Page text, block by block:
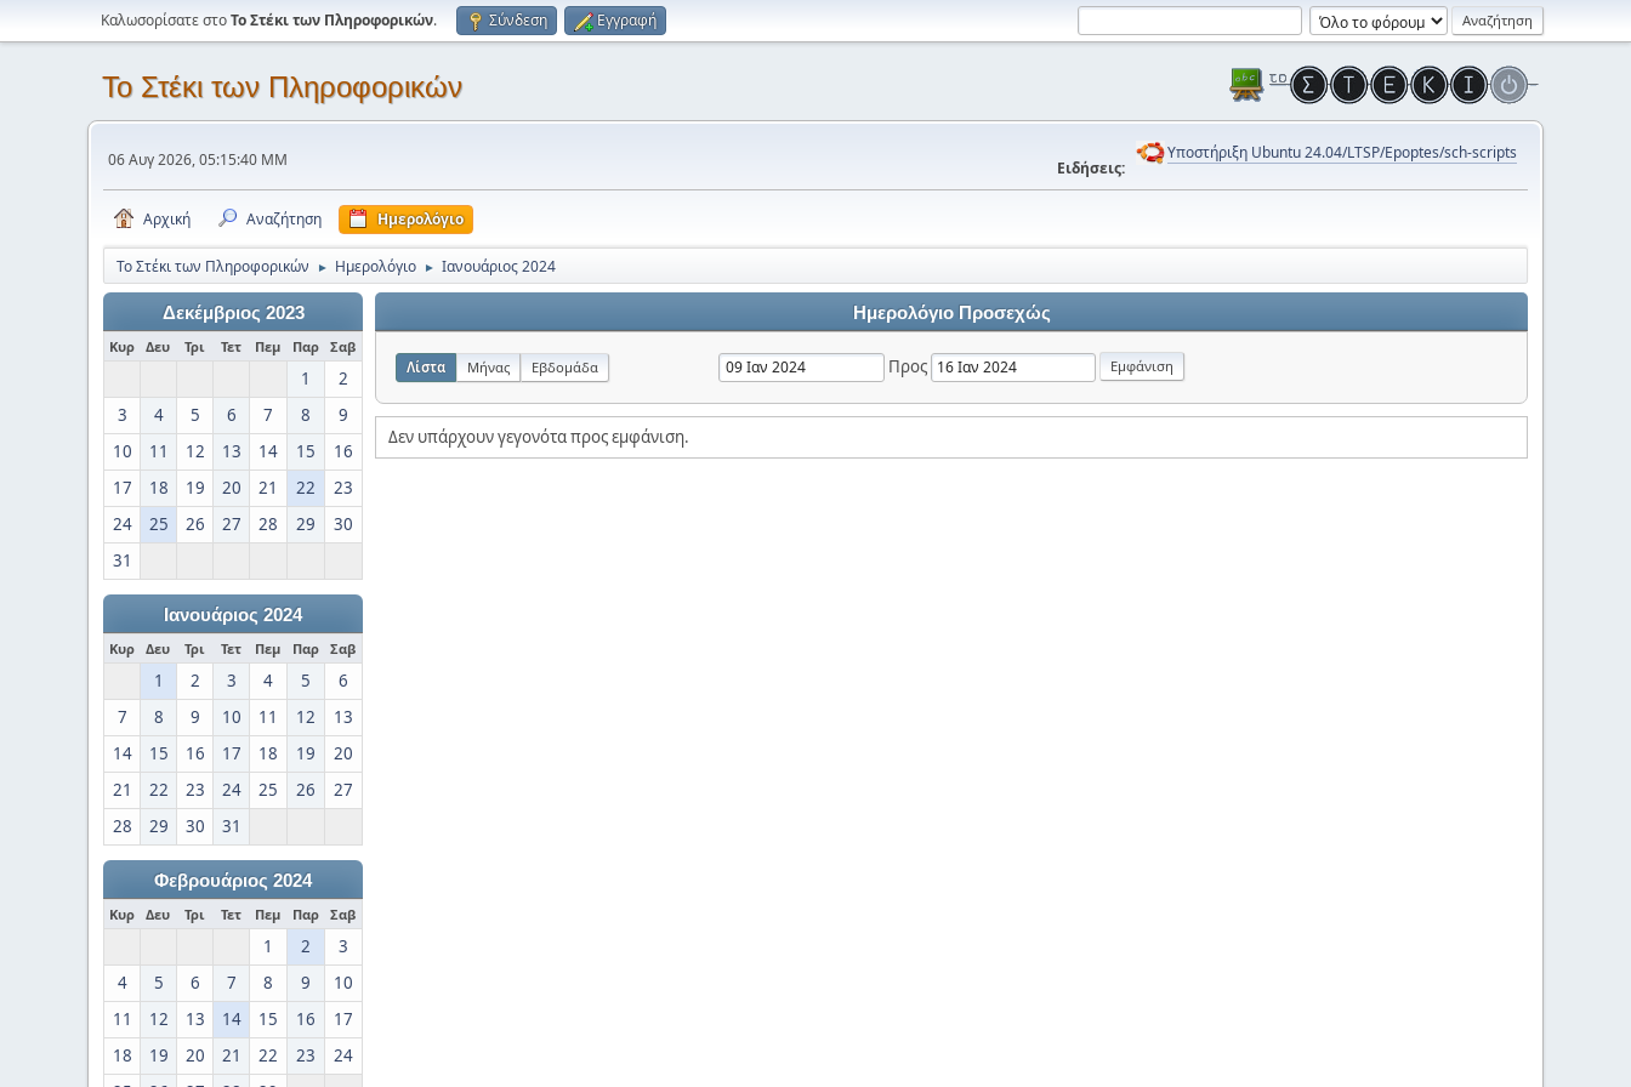
Καλωσορίσατε στοΤο Στέκι των Πληροφορικών. Σύνδεση Εγγραφή
Το Στέκι των Πληροφορικών
06 Αυγ 2026, 05:15:40 ΜΜ Ειδήσεις:
Υποστήριξη Ubuntu 24.04/LTSP/Epoptes/sch-scripts
Αρχική Αναζήτηση Ημερολόγιο
Το Στέκι των Πληροφορικών ► Ημερολόγιο ► Ιανουάριος 2024
Δεκέμβριος 2023
Κυρ Δευ Τρι Τετ Πεμ Παρ Σαβ
1
2
3
4 5 6 7 8
9
10
11 12 13 14 15
16
17
18 19 20 21 22
23
24
25 26 27 28 29
30
31
Ιανουάριος 2024
Κυρ Δευ Τρι Τετ Πεμ Παρ Σαβ
1 2 3 4 5
6
7
8 9 10 11 12
13
14
15 16 17 18 19
20
21
22 23 24 25 26
27
28
29 30 31
Φεβρουάριος 2024
Κυρ Δευ Τρι Τετ Πεμ Παρ Σαβ
1 2
3
4
5 6 7 8 9
10
11
12 13 14 15 16
17
18
19 20 21 22 23
24
Ημερολόγιο Προσεχώς
Λίστα Μήνας Εβδομάδα Προς
Δεν υπάρχουν γεγονότα προς εμφάνιση.